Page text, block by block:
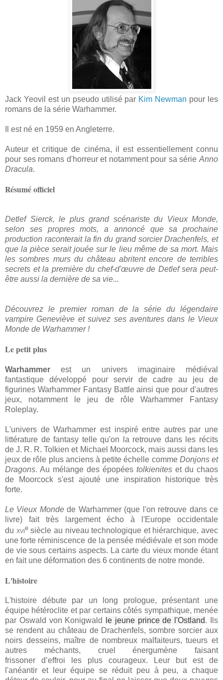
Jack Yeovil est un pseudo utilisé par Kim Newman pour les
romans de la série Warhammer.
Il est né en 1959 en Angleterre.
Auteur et critique de cinéma, il est essentiellement connu
pour ses romans d'horreuret notamment pour sa sérieAnno
Dracula.
Résumé officiel
Detlef Sierck, le plus grand scénariste du Vieux Monde,
selon ses propres mots, a annoncé que sa prochaine
production raconterait la fin du grand sorcier Drachenfels, et
que la pièce serait jouée sur le lieu même de sa mort. Mais
les sombres murs du château abritent encore de terribles
secrets et la première du chef-d'œuvre de Detlef sera peut-
être aussi la dernière de sa vie...
Découvrez le premier roman de la série du légendaire
vampire Geneviève et suivez ses aventures dans le Vieux
Monde de Warhammer !
Le petit plus
Warhammer est un univers imaginaire médiéval
fantastique développé pour servir de cadre au jeu de
figurines Warhammer Fantasy Battleainsi que pour d'autres
jeux, notamment le jeu de rôle Warhammer Fantasy
Roleplay.
L'univers de Warhammer est inspiré entre autres par une
littérature defantasy telle qu'on la retrouve dans les récits
deJ. R. R. Tolkien et Michael Moorcock, mais aussi dans les
jeux de rôle plus anciens à petite échelle comme Donjons et
Dragons. Au mélange des épopées tolkienites et du chaos
de Moorcock s'est ajouté une inspiration historique très
forte.
Le Vieux Mondede Warhammer (que l'on retrouve dans ce
livre) fait très largement écho à l'Europe occidentale
du xviesiècle au niveau technologique et hiérarchique, avec
une forte réminiscence de la pensée médiévale et son mode
de vie sous certains aspects. La carte du vieux monde étant
en fait une déformation des 6 continents de notre monde.
L'histoire
L'histoire débute par un long prologue, présentant une
équipe hétéroclite et par certains côtés sympathique, menée
par Oswald von Konigwald
le jeune prince de l'Ostland. Ils
se rendent au château de Drachenfels, sombre sorcier aux
noirs desseins, maître de nombreux malfaiteurs, tueurs et
autres méchants, cruel énergumène faisant
frissoner d’effroi les plus courageux. Leur but est de
l'anéantir et leur équipe se réduit peu à peu, a chaque